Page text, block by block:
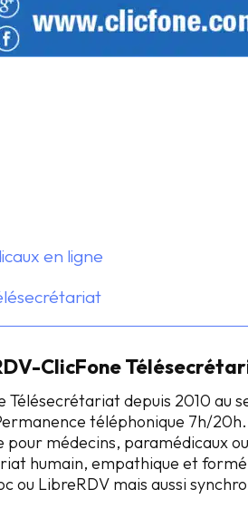
en ligne
ClicFone
Télésecrétariat depuis 2010 au
téléphonique 7h/
pour médecins, paramédicaux
humain, empathique et
ou LibreRDV mais aussi